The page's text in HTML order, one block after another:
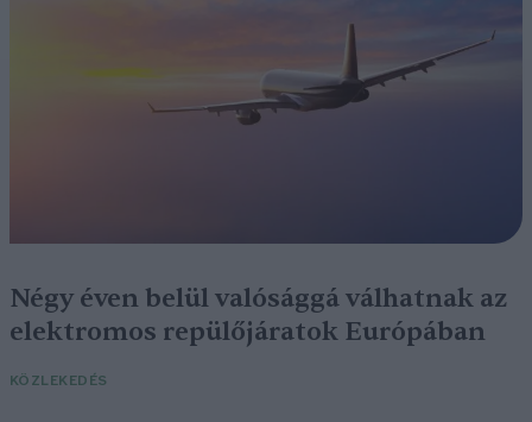
Négy éven belül valósággá válhatnak az
elektromos repülőjáratok Európában
KÖZLEKEDÉS